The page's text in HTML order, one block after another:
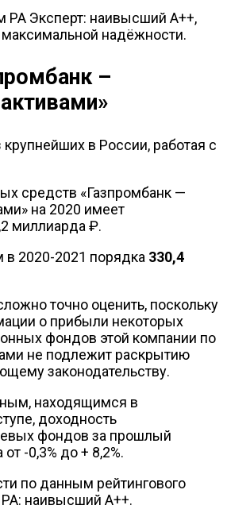
РА Эксперт: наивысший А++,
максимальной надёжности.
–
в России, работая с
средств «Газпромбанк —
на 2020 имеет
миллиарда ₽.
2020-2021 порядка 330,4
точно оценить, поскольку
о прибыли некоторых
фондов этой компании по
не подлежит раскрытию
законодательству.
находящимся в
доходность
фондов за прошлый
-0,3% до + 8,2%.
по данным рейтингового
РА: наивысший А++.